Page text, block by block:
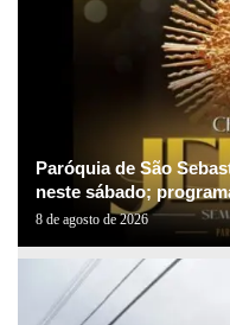
Paróquia de São
neste sábado;
8 de agosto de 2026